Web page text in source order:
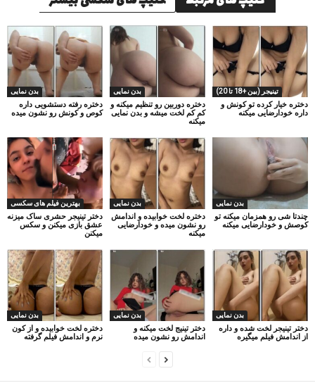
بدن نمایی
دختره رفته دستشویی داره
کوص و کونش رو نشون میده
بدن نمایی
دختره دوربین رو تنظیم میکنه و
کم کم لخت میشه و بدن نمایی
میکنه
تینیجر (بین +18 تا 20)
دختره خیار کرده تو کونش و
داره خودارضایی میکنه
بهترین فیلم های سکسی
دختر تینیجر حشری ساک میزنه
عشق بازی میکنن و سکس
میکنن
بدن نمایی
دختره لخت خوابیده و اندامش
رو نشون میده و خودارضایی
میکنه
بدن نمایی
چندتا شی رو همزمان میکنه تو
کوصش و خودارضایی میکنه
بدن نمایی
دختره لخت خوابیده و از کون
نرم و اندامش فیلم گرفته
بدن نمایی
دختر تینیج لخت میکنه و
اندامش رو نشون میده
بدن نمایی
دختر تینیجر لخت شده و داره
از اندامش فیلم میگیره